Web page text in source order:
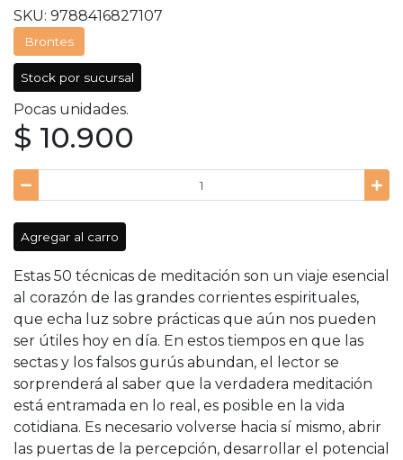
SKU: 9788416827107
Brontes
Stock por sucursal
Pocas unidades.
$ 10.900
Agregar al carro
Estas 50 técnicas de meditación son un viaje esencial
al corazón de las grandes corrientes espirituales,
que echa luz sobre prácticas que aún nos pueden
ser útiles hoy en día. En estos tiempos en que las
sectas y los falsos gurús abundan, el lector se
sorprenderá al saber que la verdadera meditación
está entramada en lo real, es posible en la vida
cotidiana. Es necesario volverse hacia sí mismo, abrir
las puertas de la percepción, desarrollar el potencial